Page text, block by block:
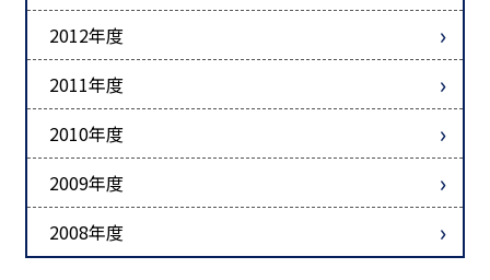
2012年度
2011年度
2010年度
2009年度
2008年度